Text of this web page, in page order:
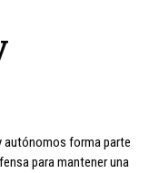
autónomos forma parte
para mantener una